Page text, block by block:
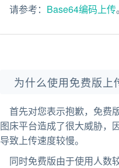
请参考： Base64编码上传。
为什么使用免费版上
首先对您表示抱歉，免费
图床平台造成了很大威胁，
导致上传速度较慢。
同时免费版由于使用人数